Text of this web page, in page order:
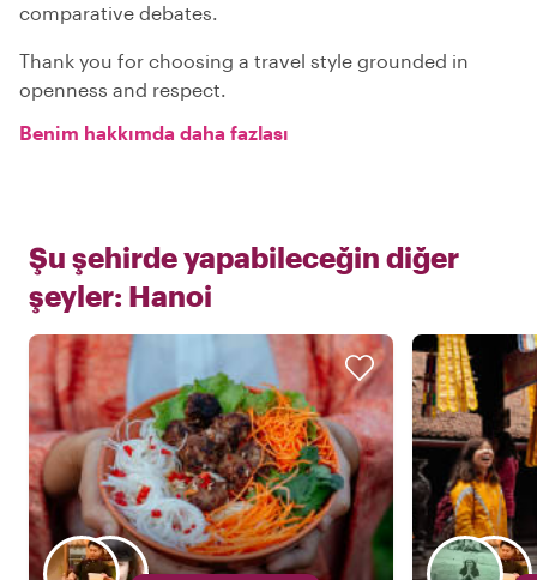
comparative debates.
Thank you for choosing a travel style grounded in
openness and respect.
Benim hakkımda daha fazlası
Şu şehirde yapabileceğin diğer
şeyler: Hanoi